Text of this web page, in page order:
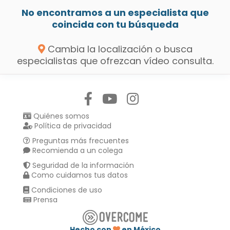
No encontramos a un especialista que
coincida con tu búsqueda
Cambia la localización o busca
especialistas que ofrezcan vídeo consulta.
Quiénes somos
Política de privacidad
Preguntas más frecuentes
Recomienda a un colega
Seguridad de la información
Como cuidamos tus datos
Condiciones de uso
Prensa